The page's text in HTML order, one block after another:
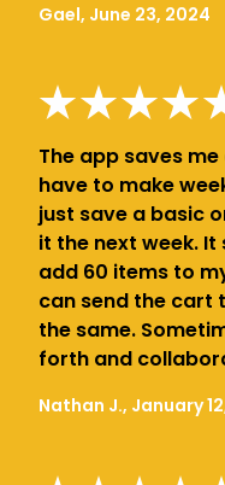
Gael, June 23, 2024
The app saves
have to make
just save a basic
it the next week.
add 60 items to
can send the cart
the same.
forth and
Nathan J., January